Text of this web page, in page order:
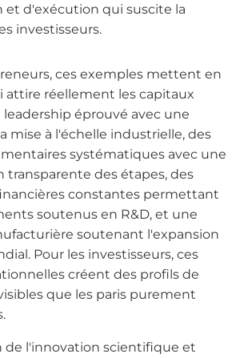
et d'exécution qui suscite la
investisseurs.
ces exemples mettent en
attire réellement les capitaux
éprouvé avec une
mise à l'échelle industrielle, des
systématiques avec une
des étapes, des
constantes permettant
soutenus en R&D, et une
soutenant l'expansion
Pour les investisseurs, ces
créent des profils de
que les paris purement
de l'innovation scientifique et